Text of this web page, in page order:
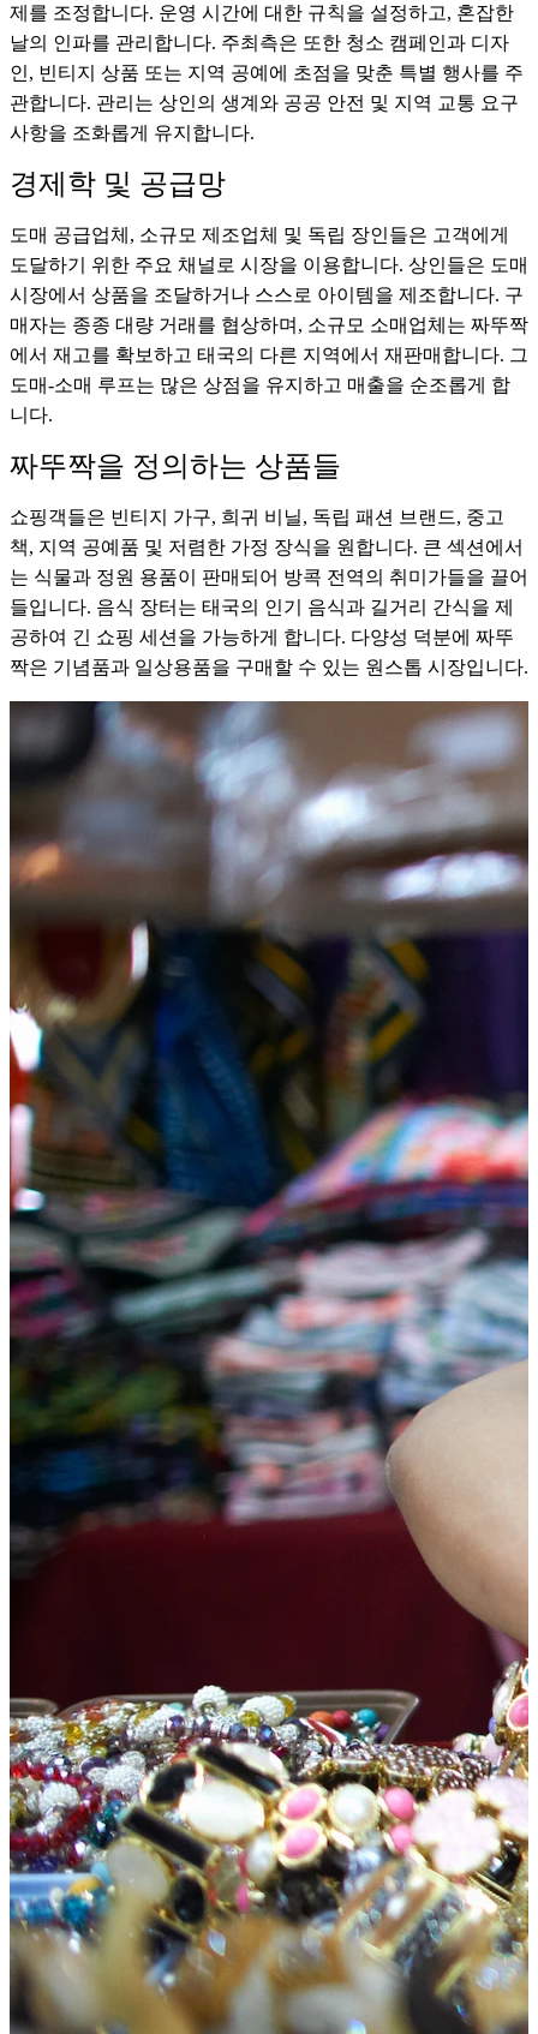
제를 조정합니다. 운영 시간에 대한 규칙을 설정하고, 혼잡한
날의 인파를 관리합니다. 주최측은 또한 청소 캠페인과 디자
인, 빈티지 상품 또는 지역 공예에 초점을 맞춘 특별 행사를 주
관합니다. 관리는 상인의 생계와 공공 안전 및 지역 교통 요구
사항을 조화롭게 유지합니다.
경제학 및 공급망
도매 공급업체, 소규모 제조업체 및 독립 장인들은 고객에게
도달하기 위한 주요 채널로 시장을 이용합니다. 상인들은 도매
시장에서 상품을 조달하거나 스스로 아이템을 제조합니다. 구
매자는 종종 대량 거래를 협상하며, 소규모 소매업체는 짜뚜짝
에서 재고를 확보하고 태국의 다른 지역에서 재판매합니다. 그
도매-소매 루프는 많은 상점을 유지하고 매출을 순조롭게 합
니다.
짜뚜짝을 정의하는 상품들
쇼핑객들은 빈티지 가구, 희귀 비닐, 독립 패션 브랜드, 중고
책, 지역 공예품 및 저렴한 가정 장식을 원합니다. 큰 섹션에서
는 식물과 정원 용품이 판매되어 방콕 전역의 취미가들을 끌어
들입니다. 음식 장터는 태국의 인기 음식과 길거리 간식을 제
공하여 긴 쇼핑 세션을 가능하게 합니다. 다양성 덕분에 짜뚜
짝은 기념품과 일상용품을 구매할 수 있는 원스톱 시장입니다.